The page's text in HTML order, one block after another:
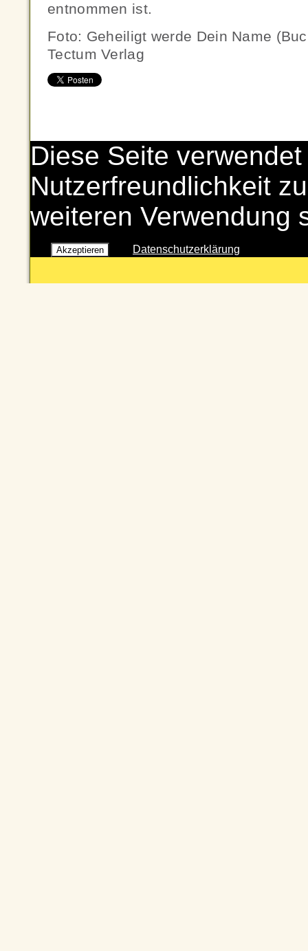
entnommen ist.
Foto: Geheiligt werde Dein Name
Tectum Verlag
Diese Seite
Nutzerfreundlichkeit
weiteren Verwendung
Akzeptieren Datenschutzerklärung